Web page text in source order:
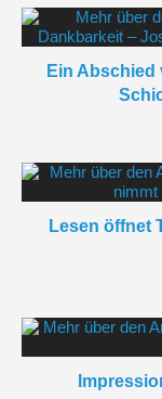
Ein Abschied
Lesen öffnet